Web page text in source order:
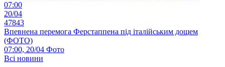
07:00
20/04
47843
Впевнена перемога Ферстаппена під італійським дощем
(ФОТО)
07:00, 20/04 Фото
Всі новини